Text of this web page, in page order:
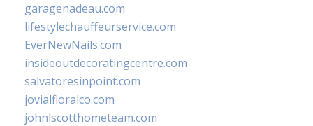
garagenadeau.com
lifestylechauffeurservice.com
EverNewNails.com
insideoutdecoratingcentre.com
salvatoresinpoint.com
jovialfloralco.com
johnlscotthometeam.com